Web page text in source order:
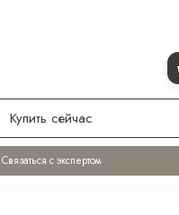
Купить сейчас
Связаться с экспертом